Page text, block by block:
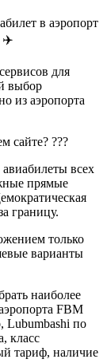
в аэропорт
✈️
для
выбор
из аэропорта
сайте? ???
всех
прямые
границу.
только
варианты
наиболее
FBM
Lubumbashi по
класс
тариф, наличие